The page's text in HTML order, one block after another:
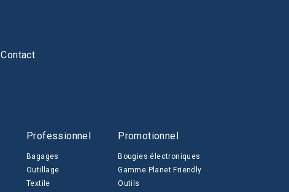
Contact
Professionnel
Bagages
Outillage
Textile
Promotionnel
Bougies électroniques
Gamme Planet Friendly
Outils